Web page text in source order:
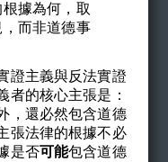
據為何，取
而非道德事
主義與反法實證
者的核心主張是：
，還必然包含道德
張法律的根據不必
是否可能包含道德